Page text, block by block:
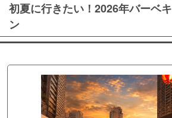
初夏に行きたい！2026年バーベ
ン